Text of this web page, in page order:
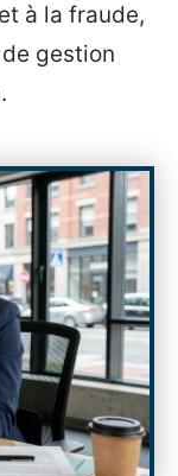
à la fraude,
gestion